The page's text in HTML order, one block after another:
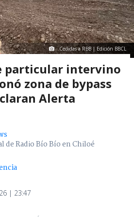
Cedidas a RBB | Edición BBCL
particular intervino
zona de bypass
Alerta
de Radio Bío Bío en Chiloé
| 23:47